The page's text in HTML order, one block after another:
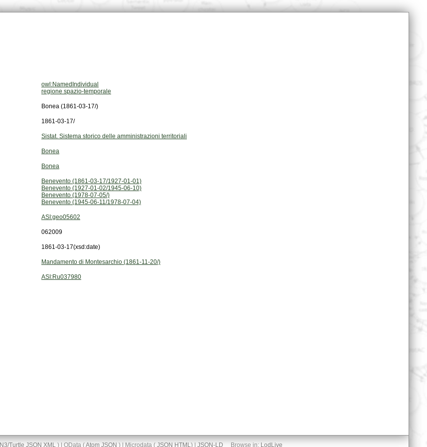
owl:NamedIndividual
regione spazio-temporale
Bonea (1861-03-17/)
1861-03-17/
Sistat. Sistema storico delle amministrazioni territoriali
Bonea
Bonea
Benevento (1861-03-17/1927-01-01)
Benevento (1927-01-02/1945-06-10)
Benevento (1978-07-05/)
Benevento (1945-06-11/1978-07-04)
ASI:geo05602
062009
1861-03-17(xsd:date)
Mandamento di Montesarchio (1861-11-20/)
ASI:Ru037980
N3/Turtle JSON XML) | OData (Atom JSON ) | Microdata ( JSON HTML) | JSON-LD Browse in: LodLive